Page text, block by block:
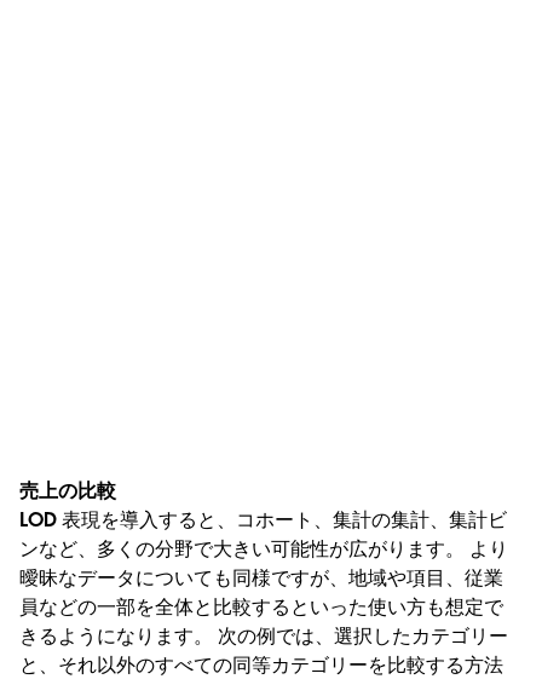
売上の比較
LOD 表現を導入すると、コホート、集計の集計、集計ビ
ンなど、多くの分野で大きい可能性が広がります。 より
曖昧なデータについても同様ですが、地域や項目、従業
員などの一部を全体と比較するといった使い方も想定で
きるようになります。 次の例では、選択したカテゴリー
と、それ以外のすべての同等カテゴリーを比較する方法